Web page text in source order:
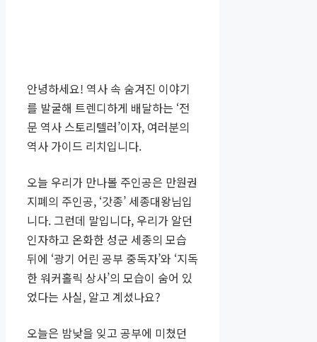
안녕하세요! 역사 속 숨겨진 이야기
를 발굴해 트렌디하게 배달하는 ‘전
문 역사 스토리텔러’이자, 여러분의
역사 가이드 리치입니다.
오늘 우리가 만나볼 주인공은 만원권
지폐의 주인공, ‘갓종’ 세종대왕님입
니다. 그런데 말입니다, 우리가 알던
인자하고 온화한 성군 세종의 모습
뒤에 ‘광기 어린 공부 중독자’와 ‘지독
한 워커홀릭 상사’의 모습이 숨어 있
었다는 사실, 알고 계셨나요?
오늘은 밤낮을 잊고 공부에 미쳤던